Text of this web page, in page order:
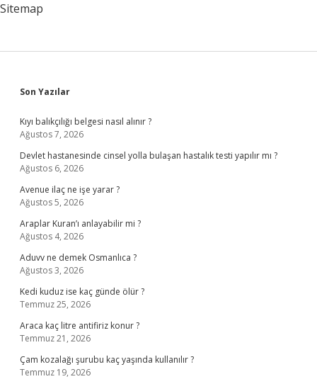
Sitemap
Sidebar
Son Yazılar
Kıyı balıkçılığı belgesi nasıl alınır ?
Ağustos 7, 2026
Devlet hastanesinde cinsel yolla bulaşan hastalık testi yapılır mı ?
Ağustos 6, 2026
Avenue ilaç ne işe yarar ?
Ağustos 5, 2026
Araplar Kuran’ı anlayabilir mi ?
Ağustos 4, 2026
Aduvv ne demek Osmanlıca ?
Ağustos 3, 2026
Kedi kuduz ise kaç günde ölür ?
Temmuz 25, 2026
Araca kaç litre antifiriz konur ?
Temmuz 21, 2026
Çam kozalağı şurubu kaç yaşında kullanılır ?
Temmuz 19, 2026